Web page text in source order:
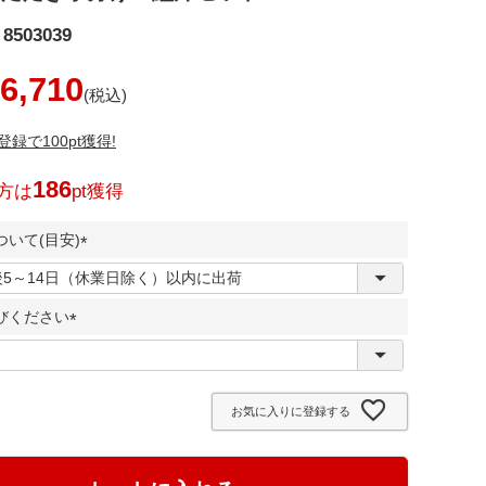
8503039
6,710
録で100pt獲得!
は186pt獲得
いて(目安)
(
必
)
ください
必
お気に入りに登録する